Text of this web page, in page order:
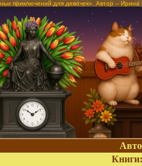
приключений для девочек». Автор – Ирина
Книги: